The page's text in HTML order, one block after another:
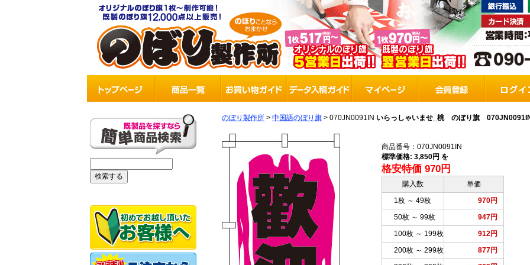
のぼり製作所 > 中国語のぼり旗 > 070JN0091IN いらっしゃいませ_桃 のぼり旗
商品番号：070JN0091IN
標準価格: 3,850円 を
格安特価 970円
購入数
単価
1枚 ～ 49枚
970円
50枚 ～ 99枚
947円
100枚 ～ 199枚
912円
200枚 ～ 299枚
877円